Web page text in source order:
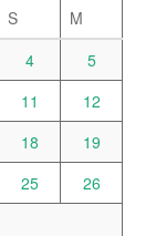
S
M
4
5
11
12
18
19
25
26